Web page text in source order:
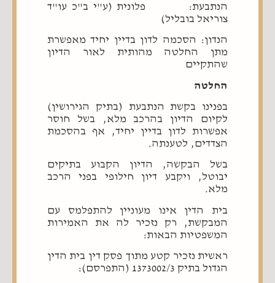
הנתבעת: פלונית (ע"י ב"כ עו"ד
צוריאל בובליל)
הנדון: הסכמה לדון בדיין יחיד מאפשרת
מתן החלטה מהותית לאור הדיון
שהתקיים
החלטה
בפנינו בקשת הנתבעת (בתיק הגירושין)
לקיום הדיון בהרכב מלא, בשל חוסר
אפשרות לדון בדיין יחיד, אף בהסכמת
הצדדים, לטענתה.
בשל הבקשה, הדיון הקבוע בתיקים
יבוטל, ויקבע דיון חילופי בפני הרכב
מלא.
בית הדין אינו מעוניין להתפלמס עם
המבקשת, רק נזכיר לה את האמירות
המשפטיות הבאות:
ראשית נזכיר קטע מתוך פסק דין בית הדין
הגדול בתיק 1373002/3 (התפרסם):